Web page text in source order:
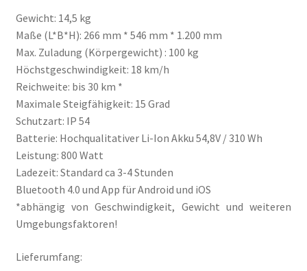
Gewicht: 14,5 kg
Maße (L*B*H): 266 mm * 546 mm * 1.200 mm
Max. Zuladung (Körpergewicht) : 100 kg
Höchstgeschwindigkeit: 18 km/h
Reichweite: bis 30 km *
Maximale Steigfähigkeit: 15 Grad
Schutzart: IP 54
Batterie: Hochqualitativer Li-Ion Akku 54,8V / 310 Wh
Leistung: 800 Watt
Ladezeit: Standard ca 3-4 Stunden
Bluetooth 4.0 und App für Android und iOS
*abhängig von Geschwindigkeit, Gewicht und weiteren
Umgebungsfaktoren!
Lieferumfang: